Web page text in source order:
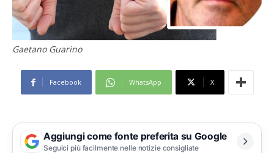
Gaetano Guarino
Facebook WhatsApp X
Aggiungi come fonte preferita su Google
Seguici più facilmente nelle notizie consigliate